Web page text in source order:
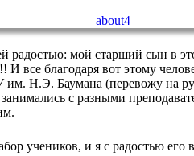
радостью: мой старший сын в
И все благодаря вот этому
Н.Э. Баумана (перевожу на
с разными
учеников, и я с радостью